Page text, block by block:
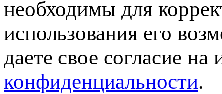
необходимы для
использования его
даете свое согласие
конфиденциальности.